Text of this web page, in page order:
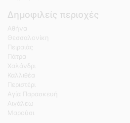
Δημοφιλείς περιοχές
Αθήνα
Θεσσαλονίκη
Πειραιάς
Πάτρα
Χαλάνδρι
Καλλιθέα
Περιστέρι
Αγία Παρασκευή
Αιγάλεω
Μαρούσι